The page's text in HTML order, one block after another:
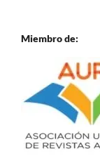
Miembro de: